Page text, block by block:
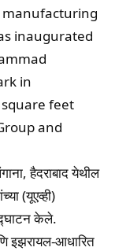
manufacturing
inaugurated
in
feet
and
हैदराबाद येथील
(यूएव्ही)
केले.
इझरायल-आधारित